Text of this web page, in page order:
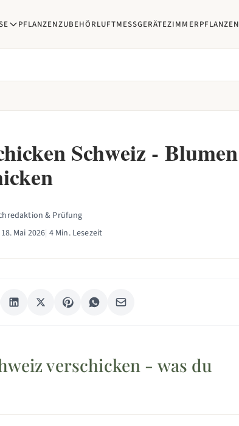
PFLANZENZUBEHÖRLUFTMESSGERÄTEZIMMERPFLANZEN
Schweiz - Blumen
& Prüfung
18. Mai 2026 4 Min. Lesezeit
verschicken - was du